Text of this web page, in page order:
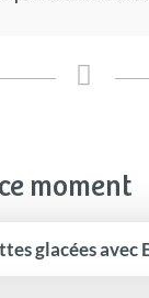
moment
glacées avec